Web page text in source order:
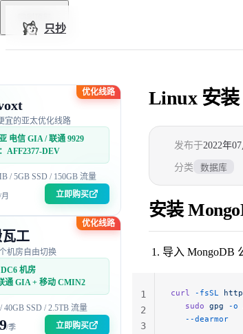
只抄
Linux 安装
发布于2022年
分类 数据库
安装
导入 MongoDB
curl -fsSL
   sudo
gpg -o
   --dearmor
1
2
3
优化线路
宜的亚太优化线路
电信 GIA / 联通 9929
AFF2377-DEV
/ 5GB SSD / 150GB 流量
立即购买
优化线路
工
机房自由切换
机房
通 GIA + 移动 CMIN2
40GB SSD / 2.5TB 流量
/季 立即购买